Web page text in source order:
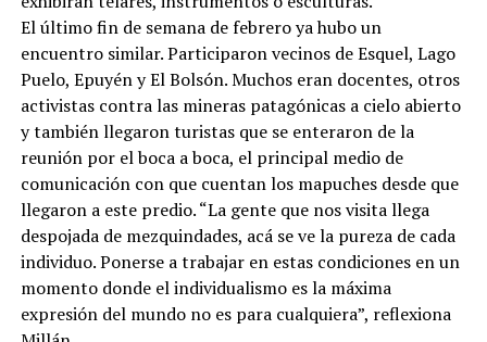
El último fin de semana de febrero ya hubo un
encuentro similar. Participaron vecinos de Esquel, Lago
Puelo, Epuyén y El Bolsón. Muchos eran docentes, otros
activistas contra las mineras patagónicas a cielo abierto
y también llegaron turistas que se enteraron de la
reunión por el boca a boca, el principal medio de
comunicación con que cuentan los mapuches desde que
llegaron a este predio. “La gente que nos visita llega
despojada de mezquindades, acá se ve la pureza de cada
individuo. Ponerse a trabajar en estas condiciones en un
momento donde el individualismo es la máxima
expresión del mundo no es para cualquiera”, reflexiona